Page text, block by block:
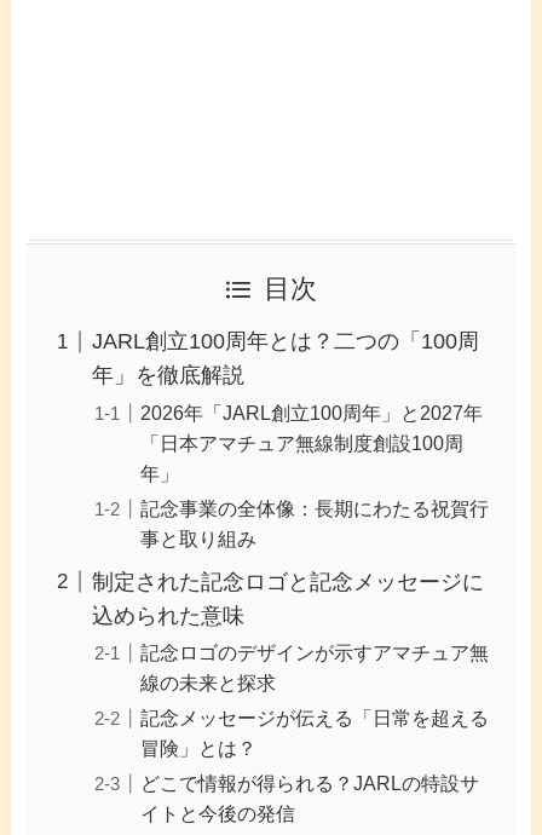
目次
JARL創立100周年とは？二つの「100周
年」を徹底解説
2026年「JARL創立100周年」と2027年
「日本アマチュア無線制度創設100周
年」
記念事業の全体像：長期にわたる祝賀行
事と取り組み
制定された記念ロゴと記念メッセージに
込められた意味
記念ロゴのデザインが示すアマチュア無
線の未来と探求
記念メッセージが伝える「日常を超える
冒険」とは？
どこで情報が得られる？JARLの特設サ
イトと今後の発信